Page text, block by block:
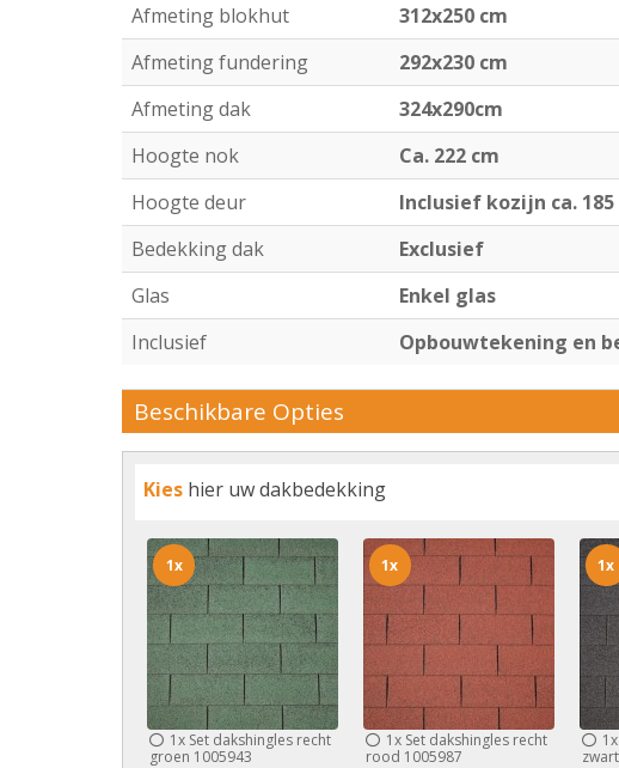
Afmeting blokhut
312x250 cm
Afmeting fundering
292x230 cm
Afmeting dak
324x290cm
Hoogte nok
Ca. 222 cm
Hoogte deur
Inclusief kozijn ca. 185
Bedekking dak
Exclusief
Glas
Enkel glas
Inclusief
Opbouwtekening en
Beschikbare Opties
Kies hier uw dakbedekking
1x Set dakshingles recht
groen 1005943
1x
1xSet dakshingles recht
rood 1005987
1x
1x
1x